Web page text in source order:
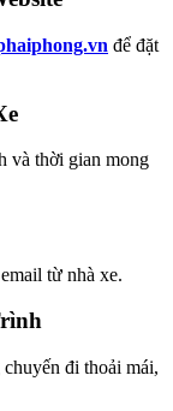
để đặt
và thời gian mong
từ nhà xe.
đi thoải mái,